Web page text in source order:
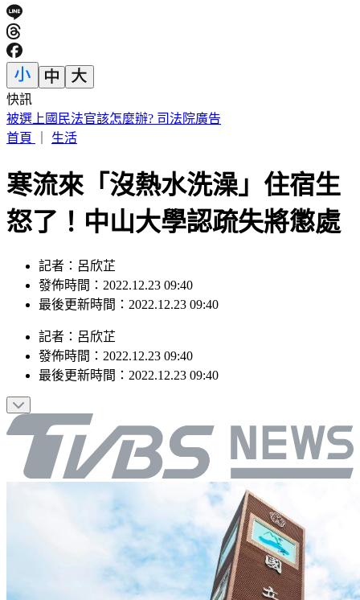
快訊
美股開盤／聯準會升息疑慮意外減緩！標普、那指「雙開高」
首頁
生活
寒流來「沒熱水洗澡」住宿生
怒了！中山大學認疏失將懲處
記者：呂欣芷
發佈時間：2022.12.23 09:40
最後更新時間：2022.12.23 09:40
記者 ： 呂欣芷
發佈時間： 2022.12.23 09:40
最後更新時間： 2022.12.23 09:40